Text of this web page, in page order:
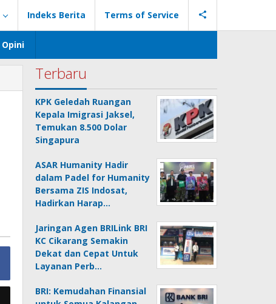
Indeks Berita Terms of Service
Opini
Terbaru
KPK Geledah Ruangan
Kepala Imigrasi Jaksel,
Temukan 8.500 Dolar
Singapura
ASAR Humanity Hadir
dalam Padel for Humanity
Bersama ZIS Indosat,
Hadirkan Harap…
Jaringan Agen BRILink BRI
KC Cikarang Semakin
Dekat dan Cepat Untuk
Layanan Perb…
BRI: Kemudahan Finansial